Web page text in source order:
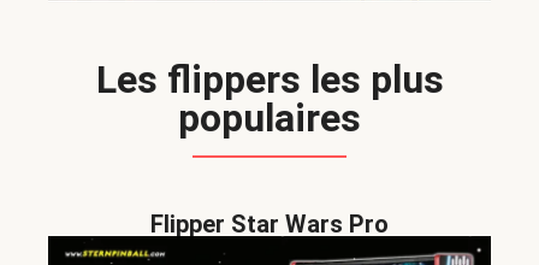
Les flippers les plus
populaires
Flipper Star Wars Pro